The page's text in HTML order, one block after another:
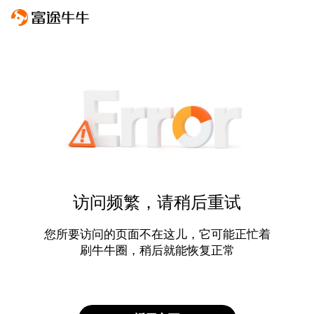
访问频繁，请稍后重试
您所要访问的页面不在这儿，它可能正忙着
刷牛牛圈，稍后就能恢复正常